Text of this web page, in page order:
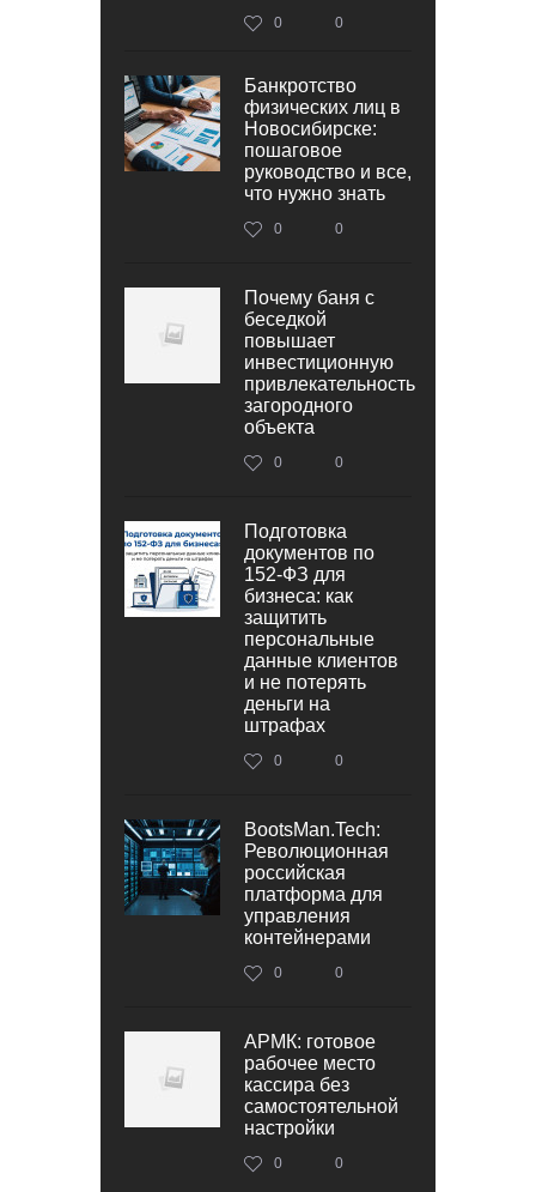
0 0
Банкротство
физических лиц в
Новосибирске:
пошаговое
руководство и все,
что нужно знать
0 0
Почему баня с
беседкой
повышает
инвестиционную
привлекательность
загородного
объекта
0 0
Подготовка
документов по
152‑ФЗ для
бизнеса: как
защитить
персональные
данные клиентов
и не потерять
деньги на
штрафах
0 0
BootsMan.Tech:
Революционная
российская
платформа для
управления
контейнерами
0 0
АРМК: готовое
рабочее место
кассира без
самостоятельной
настройки
0 0